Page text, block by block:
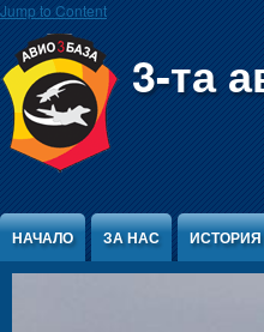
Jump to Content
3-та
НАЧАЛО ЗА НАС ИСТОРИЯ